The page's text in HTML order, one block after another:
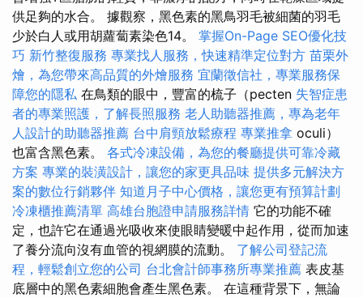
供足夠的水合。 據觀察，黑色素的黑鳥羽毛被細菌的羽毛
少於白人或用胡蘿蔔素染色14。 掌握On-Page SEO優化技
巧 新竹整復服務 專業找人服務，快速精準定位對方 苗栗外
燴，為您帶來高品質的外燴服務 宜蘭徵信社，專業服務保
障您的隱私 在鳥類的眼中，豐富的梳子（pecten 失智症患
者的專業照護，了解長照服務 老人助聽器推薦，專為老年
人設計的助聽器推薦 台中肩頸放鬆療程 專業推拿 oculi）
也富含黑色素。 各式冷凍設備，為您的餐廳提供可靠冷藏
方案 專業的裝潢設計，讓您的家更具品味 提供多元解決方
案的數位行銷夥伴 知道月子中心價格，讓您更有預算計劃
冷凍櫃推薦清單 高雄台胞證申請服務詳情 它的功能不確
定，也許它在通過光吸收來使眼睛變暖中起作用，從而加速
了養分流向沒有血管的視網膜的流動。 了解公司登記流
程，輕鬆創立您的公司 台北會計師事務所專業推薦 表皮基
底層中的黑色素細胞會產生黑色素。 在這種背景下，無論